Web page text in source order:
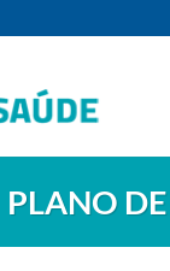
PLANO